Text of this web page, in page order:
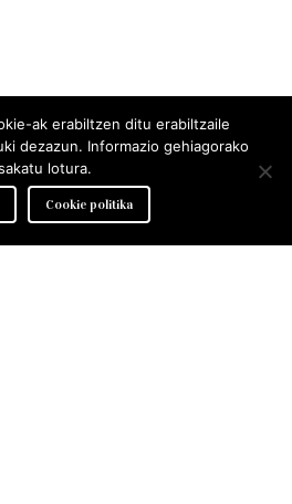
ak erabiltzen ditu erabiltzaile
dezazun. Informazio gehiagorako
lotura.
Cookie politika